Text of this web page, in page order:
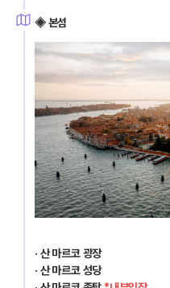
◈ 본섬
· 산 마르코 광장
· 산 마르코 성당